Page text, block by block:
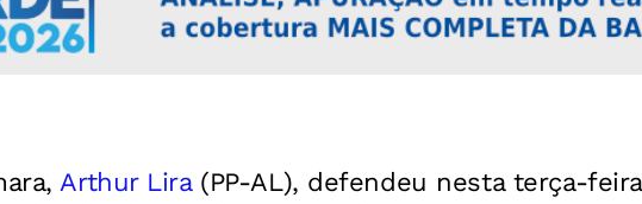
Arthur Lira(PP-AL), defendeu nesta terça-feira